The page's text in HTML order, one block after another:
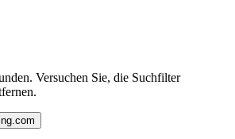
Versuchen Sie, die Suchfilter